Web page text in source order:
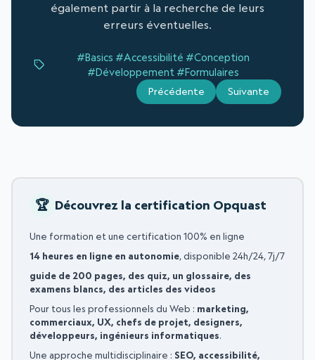
également partir à la recherche de leurs
erreurs éventuelles.
#Basics #Accessibilité #Conception
#Développement #Formulaires
Précédente Suivante
Découvrez la certification Opquast
Une formation et une certification 100% en ligne
14 heures en ligne en autonomie, disponible 24h/24, 7j/7
guide de 200 pages, des quiz, un glossaire, des
examens blancs, des articles des videos
Pour tous les professionnels du Web : marketing,
commerciaux, UX, chefs de projet, designers,
développeurs, ingénieurs informatiques.
Une approche multidisciplinaire : SEO, accessibilité,